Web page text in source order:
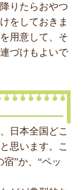
りたらおやつ
をしておきま
を用意して、そ
づけもよいで
日本全国どこ
思います。こ
”か、“ペッ